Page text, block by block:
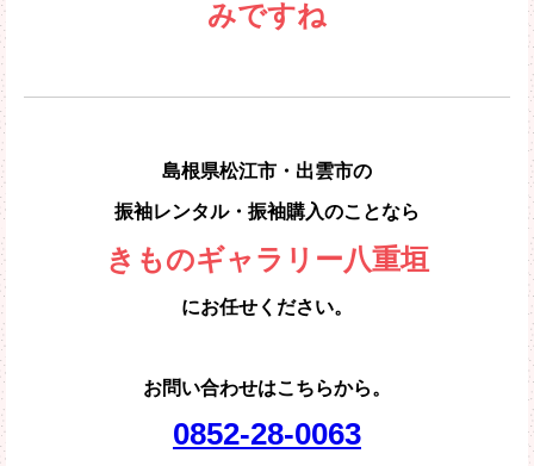
みですね
島根県松江市・出雲市の
振袖レンタル・振袖購入のことなら
きものギャラリー八重垣
にお任せください。
お問い合わせはこちらから。
0852-28-0063